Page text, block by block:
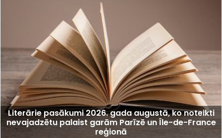
Literārie pasākumi 2026. gada augustā, ko noteikti
nevajadzētu palaist garām Parīzē un Île-de-France
reģionā